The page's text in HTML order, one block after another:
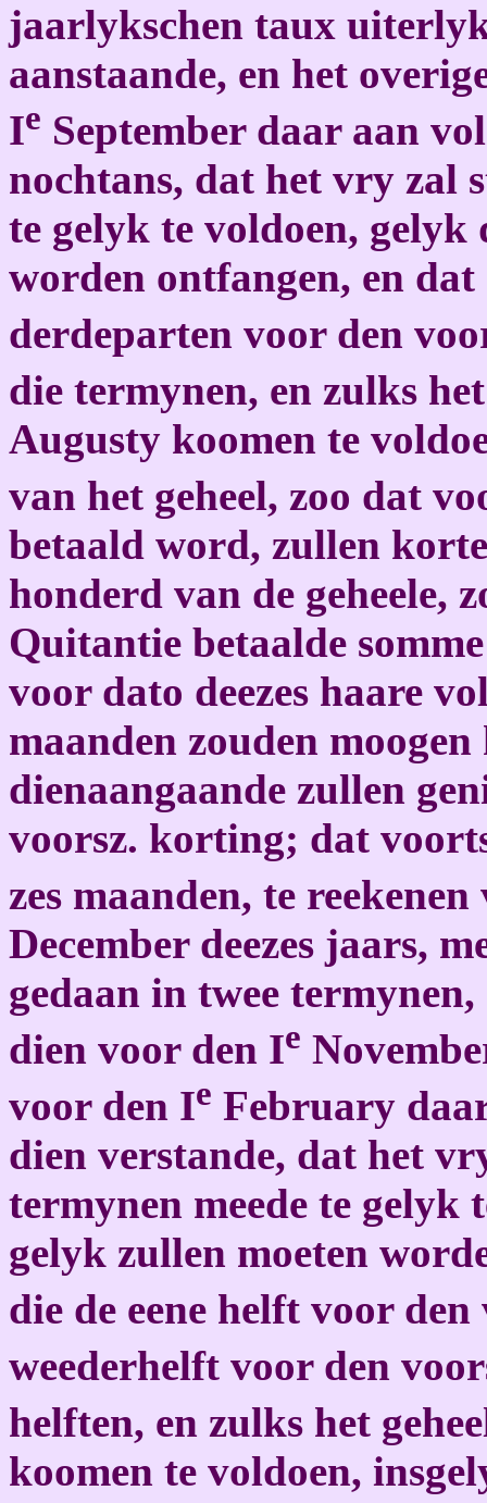
jaarlykschen taux
aanstaande, en het
Ie September daar aan
nochtans, dat het vry zal
te gelyk te voldoen, gelyk
worden ontfangen, en dat
derdeparten voor den
die termynen, en zulks
Augusty koomen te
van het geheel, zoo dat
betaald word, zullen
honderd van de geheele,
Quitantie betaalde
voor dato deezes haare
maanden zouden
dienaangaande zullen
voorsz. korting; dat
zes maanden, te
December deezes jaars,
gedaan in twee
dien voor den Ie
voor den Ie February
dien verstande, dat het
termynen meede te gelyk
gelyk zullen moeten
die de eene helft voor
weederhelft voor den
helften, en zulks het
koomen te voldoen,